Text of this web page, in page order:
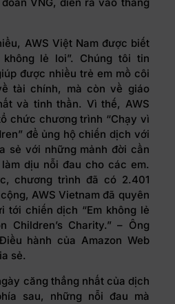
VNG, diễn ra vào tháng
AWS Việt Nam được biết
lẻ loi”. Chúng tôi tin
được nhiều trẻ em mồ côi
tài chính, mà còn về giáo
và tinh thần. Vì thế, AWS
chức chương trình “Chạy vì
để ủng hộ chiến dịch với
sẻ với những mảnh đời cần
dịu nỗi đau cho các em.
chương trình đã có 2.401
AWS Vietnam đã quyên
tới chiến dịch “Em không lẻ
Children’s Charity.” – Ông
hành của Amazon Web
sẻ.
căng thẳng nhất của dịch
sau, những nỗi đau mà